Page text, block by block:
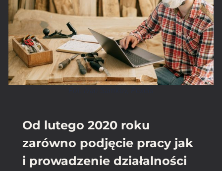
Od lutego 2020 roku
zarówno podjęcie pracy jak
i prowadzenie działalności